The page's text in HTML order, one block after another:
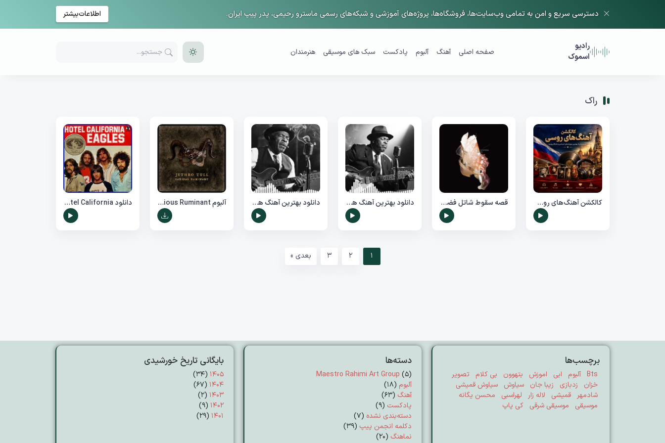
دسترسی سریع و امن به تمامی وب‌سایت‌ها، فروشگاه‌ها، پروژه‌های آموزشی و شبکه‌های رسمی ماسترو رحیمی، پدر پیپ ایران. اطلاعات‌بیشتر
رادیو
اسموک
صفحه اصلی آهنگ آلبوم پادکست سبک های موسیقی هنرمندان
راک
کالکشن آهنگ‌های روسی قصه سقوط شاتل فضایی The Evpatoria Report Taijin Kyofusho دانلود بهترین آهنگ های کلاسیک راک (Classic Rock) شماره 2 دانلود بهترین آهنگ های کلاسیک راک (Classic Rock) شماره 1 آلبوم Curious Ruminant از Jethro Tull دانلود Eagles - Hotel California
1
2
3 بعدی »
برچسب‌ها
Bts آلبوم ابی اموزش بتهوون بی کلام
تصویر
خزان
زدبازی زیبا جان سیاوش
سیاوش قمیشی
شادمهر
قمیشی لاله زار لهراسبی
محسن یگانه
موسیقی
موسیقی شرقی کی پاپ
دسته‌ها
Maestro Rahimi Art Group (5)
آلبوم (18)
آهنگ (63)
پادکست (9)
دسته‌بندی نشده (7)
دکلمه انجمن پیپ (39)
نماهنگ (20)
بایگانی تاریخ خورشیدی
۱۴۰۵ (۳۴)
۱۴۰۴ (۶۷)
۱۴۰۳ (۲)
۱۴۰۲ (۹)
۱۴۰۱ (۲۹)